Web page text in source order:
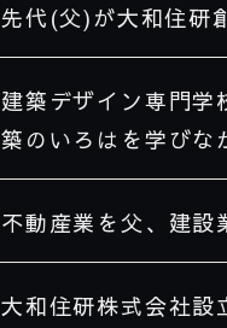
先代(父)が大和住研
建築デザイン専門学
築のいろはを学びな
不動産業を父、建設
大和住研株式会社設